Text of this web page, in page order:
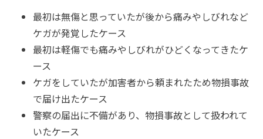
最初は無傷と思っていたが後から痛みやしびれなど
ケガが発覚したケース
最初は軽傷でも痛みやしびれがひどくなってきたケ
ース
ケガをしていたが加害者から頼まれたため物損事故
で届け出たケース
警察の届出に不備があり、物損事故として扱われて
いたケース